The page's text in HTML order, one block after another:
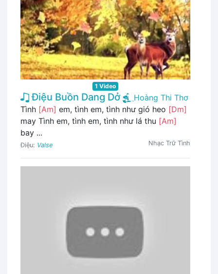
1 Video
Điệu Buồn Dang Dở
Hoàng Thi Thơ
Tình [Am] em, tình em, tình như gió heo [Dm]
may Tình em, tình em, tình như lá thu [Am]
bay ...
Điệu: Valse Nhạc Trữ Tình